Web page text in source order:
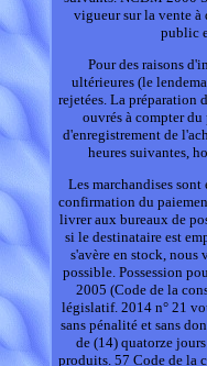
vigueur sur la vente à
public
Pour des raisons
ultérieures (le
rejetées. La préparation
ouvrés à compter
d'enregistrement de
heures suivantes,
Les marchandises
confirmation du
livrer aux bureaux de
si le destinataire est
s'avère en stock, nous
possible. Possession
2005 (Code de la
législatif. 2014 n° 21
sans pénalité et sans
de (14) quatorze
produits. 57 Code de la